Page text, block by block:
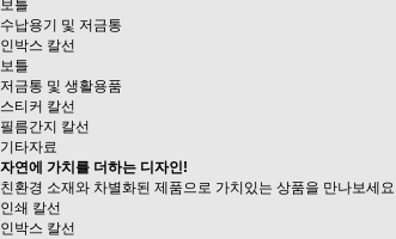
보틀
수납용기 및 저금통
인박스 칼선
보틀
저금통 및 생활용품
스티커 칼선
필름간지 칼선
기타자료
자연에 가치를 더하는 디자인!
친환경 소재와 차별화된 제품으로 가치있는 상품을 만나보세
인쇄 칼선
인박스 칼선